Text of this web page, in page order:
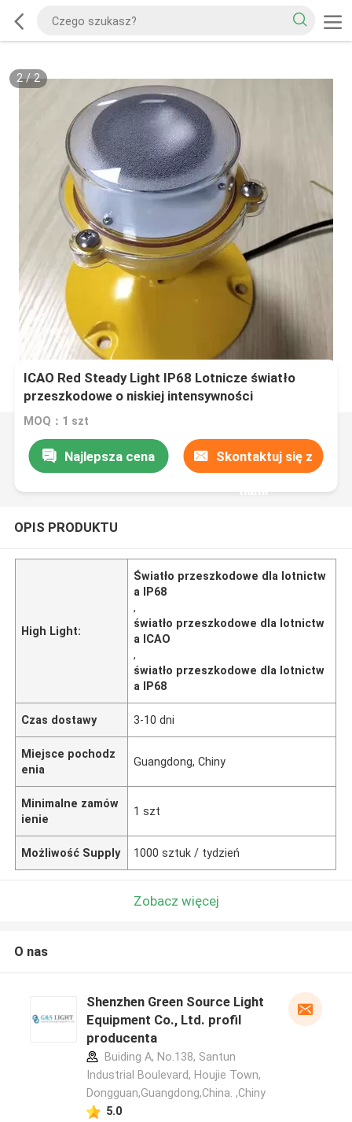
2/2
ICAO Red Steady Light IP68 Lotnicze światło
przeszkodowe o niskiej intensywności
MOQ：1 szt
Najlepsza cena Skontaktuj się z
nami
OPIS PRODUKTU
High Light:
Światło przeszkodowe dla lotnictw
a IP68
,
światło przeszkodowe dla lotnictw
a ICAO
,
światło przeszkodowe dla lotnictw
a IP68
Czas dostawy 3-10 dni
Miejsce pochodz
enia
Guangdong, Chiny
Minimalne zamów
ienie
1 szt
Możliwość Supply 1000 sztuk / tydzień
Zobacz więcej
O nas
Shenzhen Green Source Light
Equipment Co., Ltd. profil
producenta
Buiding A, No.138, Santun
Industrial Boulevard, Houjie Town,
Dongguan,Guangdong,China. ,Chiny
5.0